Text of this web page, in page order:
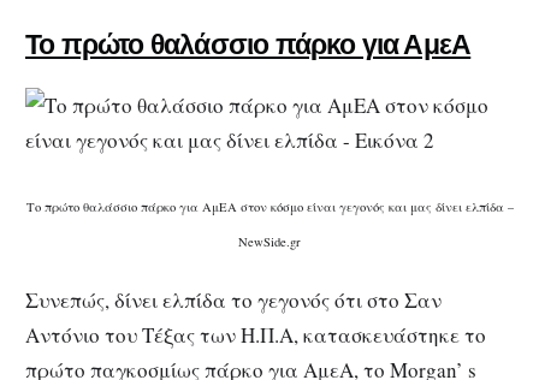
Το πρώτο θαλάσσιο πάρκο για ΑμεΑ
Το πρώτο θαλάσσιο πάρκο για ΑμΕΑ στον κόσμο είναι γεγονός και μας δίνει ελπίδα –
NewSide.gr
Συνεπώς, δίνει ελπίδα το γεγονός ότι στο Σαν
Αντόνιο του Τέξας των Η.Π.Α, κατασκευάστηκε το
πρώτο παγκοσμίως πάρκο για ΑμεΑ, το Morgan’ s